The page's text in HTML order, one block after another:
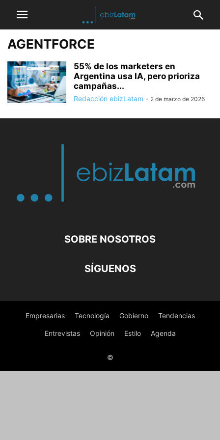
AGENTFORCE
55% de los marketers en
Argentina usa IA, pero prioriza
campañas...
Redacción ebizLatam - 2 de marzo de 2026
SOBRE NOSOTROS
SÍGUENOS
Empresarias Tecnología Gobierno Tendencias
Entrevistas Opinión Estilo Agenda
©